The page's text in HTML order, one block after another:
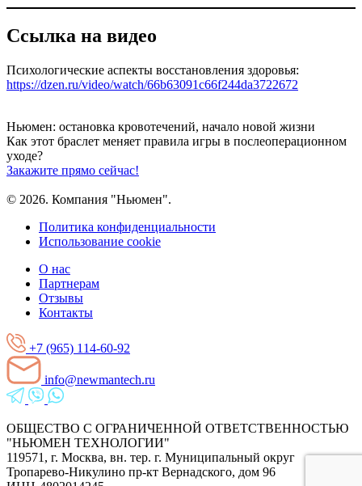
Ссылка на видео
Психологические аспекты восстановления здоровья:
https://dzen.ru/video/watch/66b63091c66f244da3722672
Ньюмен: остановка кровотечений, начало новой жизни
Как этот браслет меняет правила игры в послеоперационном
уходе?
Закажите прямо сейчас!
© 2026. Компания "Ньюмен".
Политика конфиденциальности
Использование cookie
О нас
Партнерам
Отзывы
Контакты
+7 (965) 114-60-92
info@newmantech.ru
ОБЩЕСТВО С ОГРАНИЧЕННОЙ ОТВЕТСТВЕННОСТЬЮ
"НЬЮМЕН ТЕХНОЛОГИИ"
119571, г. Москва, вн. тер. г. Муниципальный округ
Тропарево-Никулино пр-кт Вернадского, дом 96